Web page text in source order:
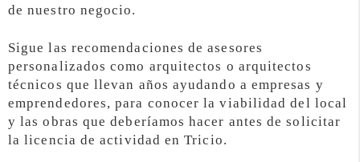
de nuestro negocio.
Sigue las recomendaciones de asesores
personalizados como arquitectos o arquitectos
técnicos que llevan años ayudando a empresas y
emprendedores, para conocer la viabilidad del local
y las obras que deberíamos hacer antes de solicitar
la licencia de actividad en Tricio.